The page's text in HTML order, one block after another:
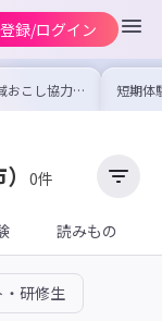
録/ログイン
おこし協力隊
人やイベント
めました！仕
う
短期体
り〜数
域を知
0件
読みもの
・研修生